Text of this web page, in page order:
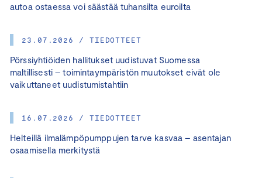
autoa ostaessa voi säästää tuhansilta euroilta
23.07.2026 / TIEDOTTEET
Pörssiyhtiöiden hallitukset uudistuvat Suomessa
maltillisesti – toimintaympäristön muutokset eivät ole
vaikuttaneet uudistumistahtiin
16.07.2026 / TIEDOTTEET
Helteillä ilmalämpöpumppujen tarve kasvaa – asentajan
osaamisella merkitystä